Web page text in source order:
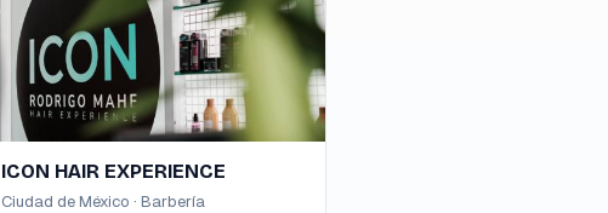
ICON HAIR EXPERIENCE
Ciudad de México · Barbería